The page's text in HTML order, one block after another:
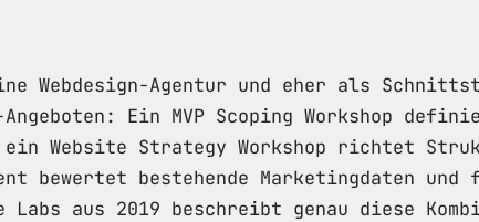
Agentur und eher als
Ein MVP Scoping Workshop
Website Strategy Workshop richtet
bewertet bestehende Marketingdaten
aus 2019 beschreibt genau diese